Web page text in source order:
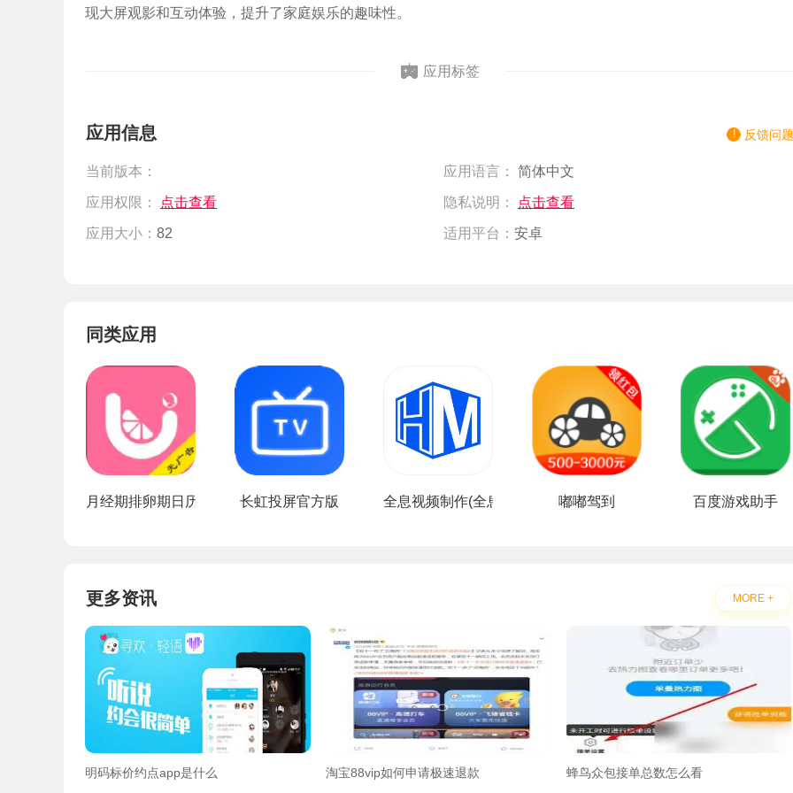
现大屏观影和互动体验，提升了家庭娱乐的趣味性。
应用标签
应用信息 反馈问题
当前版本： 应用语言： 简体中文
应用权限： 点击查看 隐私说明： 点击查看
应用大小： 82 适用平台： 安卓
同类应用
月经期排卵期日历v1.1.6手机安卓版
长虹投屏官方版 全息视频制作(全息视频自定义)V1.0.2 安卓免费版
嘟嘟驾到 百度游戏助手
更多资讯 MORE +
明码标价约点app是什么 淘宝88vip如何申请极速退款 蜂鸟众包接单总数怎么看